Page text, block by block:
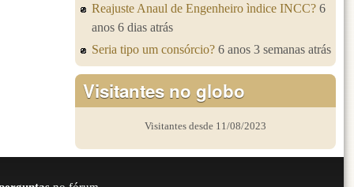
Reajuste Anaul de Engenheiro ìndice INCC? 6
anos 6 dias atrás
Seria tipo um consórcio? 6 anos 3 semanas atrás
Visitantes no globo
Visitantes desde 11/08/2023